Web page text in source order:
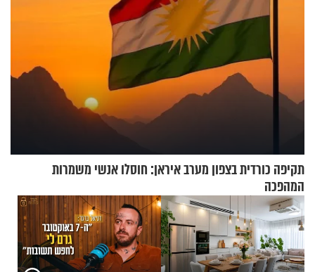
תקיפה כורדית בצפון מערב איראן: חוסלו אנשי משמרות
המהפכה